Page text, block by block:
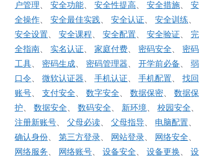
户管理、 安全功能、 安全性提高、 安全措施、 安
全操作、 安全最佳实践、 安全认证、 安全训练、
安全设置、 安全课程、 安全配置、 安全验证、 完
全指南、 实名认证、 家庭付费、 密码安全、 密码
工具、 密码生成、 密码管理器、 开学前必备、 弱
口令、 微软认证器、 手机认证、 手机配置、 找回
账号、 支付安全、 数字安全、 数据保密、 数据保
护、 数据安全、 数码安全、 新环境、 校园安全、
注册新账号、 父母必读、 父母指导、 电脑配置、
确认身份、 第三方登录、 网站登录、 网络安全、
网络服务、 网络账号、 设备安全、 设备更换、 设